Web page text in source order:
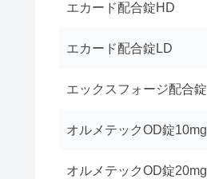
エカード配合錠HD
エカード配合錠LD
エックスフォージ配合錠
オルメテックOD錠10mg
オルメテックOD錠20mg